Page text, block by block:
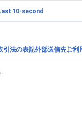
10-second
引法の表記外部送信先ご利